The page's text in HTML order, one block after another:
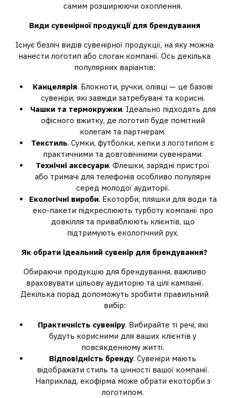
самим розширюючи охоплення.
Види сувенірної продукції для брендування
Існує безліч видів сувенірної продукції, на яку можна
нанести логотип або слоган компанії. Ось декілька
популярних варіантів:
Канцелярія. Блокноти, ручки, олівці — це базові
сувеніри, які завжди затребувані та корисні.
Чашки та термокружки. Ідеально підходять для
офісного вжитку, де логотип буде помітний
колегам та партнерам.
Текстиль. Сумки, футболки, кепки з логотипом є
практичними та довговічними сувенірами.
Технічні аксесуари. Флешки, зарядні пристрої
або тримачі для телефонів особливо популярні
серед молодої аудиторії.
Екологічні вироби. Екоторби, пляшки для води та
еко-пакети підкреслюють турботу компанії про
довкілля та приваблюють клієнтів, що
підтримують екологічний рух.
Як обрати ідеальний сувенір для брендування?
Обираючи продукцію для брендування, важливо
враховувати цільову аудиторію та цілі кампанії.
Декілька порад допоможуть зробити правильний
вибір:
Практичність сувеніру. Вибирайте ті речі, які
будуть корисними для ваших клієнтів у
повсякденному житті.
Відповідність бренду. Сувеніри мають
відображати стиль та цінності вашої компанії.
Наприклад, екофірма може обрати екоторби з
логотипом.